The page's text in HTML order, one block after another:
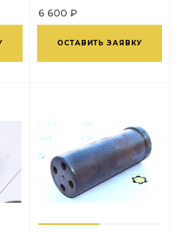
6 600 ₽
ОСТАВИТЬ ЗАЯВКУ